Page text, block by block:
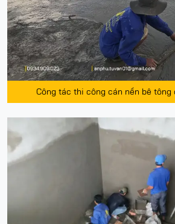
Công tác thi công cán nền bê tông